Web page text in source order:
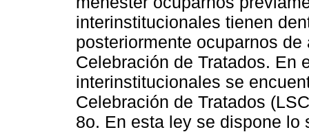
interinstitucionales tienen
posteriormente ocuparnos
Celebración de Tratados. En
interinstitucionales se
Celebración de Tratados
8o. En esta ley se dispone lo